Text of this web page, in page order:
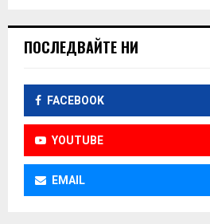
ПОСЛЕДВАЙТЕ НИ
FACEBOOK
YOUTUBE
EMAIL